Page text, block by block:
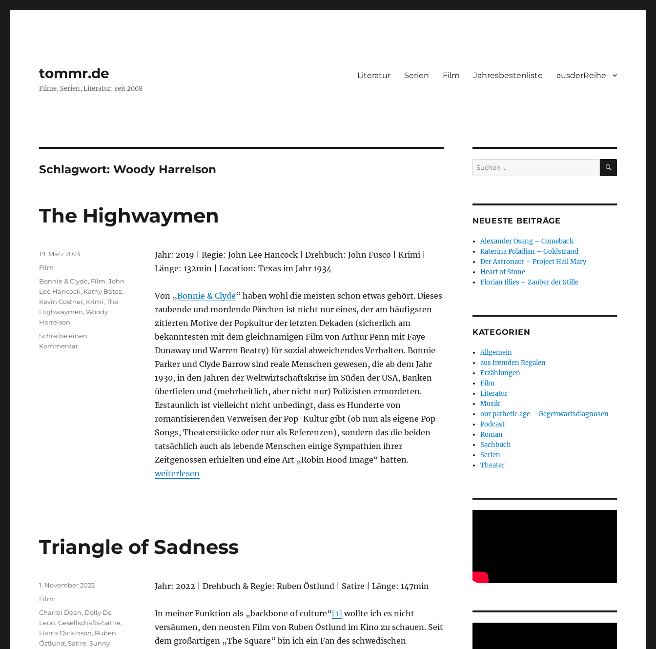
tommr.de
Filme, Serien, Literatur: seit 2008
Literatur Serien Film Jahresbestenliste ausderReihe
Schlagwort:Woody Harrelson
The Highwaymen
Jahr: 2019 | Regie: John Lee Hancock | Drehbuch: John Fusco | Krimi |
Länge: 132min | Location: Texas im Jahr 1934
Von „Bonnie & Clyde“ haben wohl die meisten schon etwas gehört. Dieses
raubende und mordende Pärchen ist nicht nur eines, der am häufigsten
zitierten Motive der Popkultur der letzten Dekaden (sicherlich am
bekanntesten mit dem gleichnamigen Film von Arthur Penn mit Faye
Dunaway und Warren Beatty) für sozial abweichendes Verhalten. Bonnie
Parker und Clyde Barrow sind reale Menschen gewesen, die ab dem Jahr
1930, in den Jahren der Weltwirtschaftskrise im Süden der USA, Banken
überfielen und (mehrheitlich, aber nicht nur) Polizisten ermordeten.
Erstaunlich ist vielleicht nicht unbedingt, dass es Hunderte von
romantisierenden Verweisen der Pop-Kultur gibt (ob nun als eigene Pop-
Songs, Theaterstücke oder nur als Referenzen), sondern das die beiden
tatsächlich auch als lebende Menschen einige Sympathien ihrer
Zeitgenossen erhielten und eine Art „Robin Hood Image“ hatten.
„The Highwaymen“
weiterlesen
Veröffentlicht
am
19. März 2023
Kategorien
Film
Schlagwörter
Bonnie & Clyde, Film,John
Lee Hancock, Kathy Bates,
Kevin Costner, Krimi,The
Highwaymen,Woody
Harrelson
Schreibe einen
Kommentarzu
Triangle of Sadness
Jahr: 2022 | Drehbuch & Regie: Ruben Östlund | Satire | Länge: 147min
In meiner Funktion als „backbone of culture“[1] wollte ich es nicht
versäumen, den neusten Film von Ruben Östlund im Kino zu schauen. Seit
dem großartigen „The Square“ bin ich ein Fan des schwedischen
Veröffentlicht
am
1. November 2022
Kategorien
Film
Schlagwörter
Charlbi Dean, Dolly De
Leon,Gesellschafts-Satire,
Harris Dickinson, Ruben
Östlund,Satire,Sunny
Suchen
nach:
SUCHEN
NEUESTE BEITRÄGE
Alexander Osang – Comeback
Katerina Poladjan – Goldstrand
Der Astronaut – Project Hail Mary
Heart of Stone
Florian Illies – Zauber der Stille
KATEGORIEN
Allgemein
aus fremden Regalen
Erzählungen
Film
Literatur
Musik
our pathetic age – Gegenwartsdiagnosen
Podcast
Roman
Sachbuch
Serien
Theater